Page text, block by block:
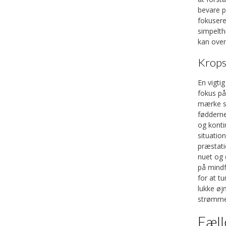
et stærkere
og opleve
fantastisk
udforske ikke
bevare
kan
En
fokus
mærke
og
nuet og
på
for at
lukke